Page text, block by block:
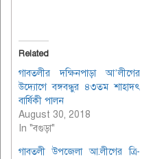
Related
গাবতলীর দক্ষিনপাড়া আ’লীগের
উদ্যোগে বঙ্গবন্ধুর ৪৩তম শাহাদৎ
বার্ষিকী পালন
August 30, 2018
In "বগুড়া"
গাবতলী উপজেলা আ.লীগের ত্রি-